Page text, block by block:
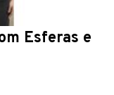
Esferas e